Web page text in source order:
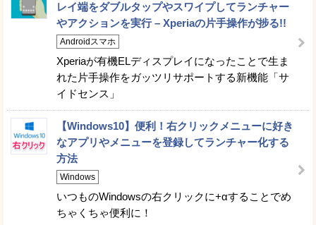
レイ端をダブルタップやスワイプしてランチャー
やアクションを実行 – Xperiaの片手操作が捗る!!
Androidスマホ
Xperiaが有機ELディスプレイになったことで生ま
れた片手操作をガッツリサポートする新機能「サ
イドセンス」
【Windows10】便利！右クリックメニューに好き
なアプリやメニューを登録してランチャー化する
方法
Windows
いつものWindowsの右クリックに+αすることでめ
ちゃくちゃ便利に！